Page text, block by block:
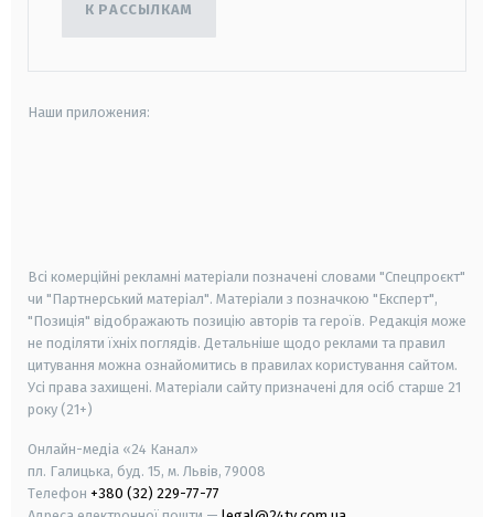
К РАССЫЛКАМ
Наши приложения:
Всі комерційні рекламні матеріали позначені словами "Спецпроєкт"
чи "Партнерський матеріал". Матеріали з позначкою "Експерт",
"Позиція" відображають позицію авторів та героїв. Редакція може
не поділяти їхніх поглядів. Детальніше щодо реклами та правил
цитування можна ознайомитись в правилах користування сайтом.
Усі права захищені. Матеріали сайту призначені для осіб старше 21
року (21+)
Онлайн-медіа «24 Канал»
пл. Галицька, буд. 15, м. Львів, 79008
Телефон +380 (32) 229-77-77